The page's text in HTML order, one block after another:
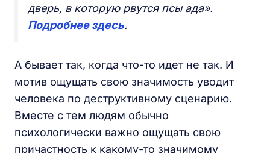
дверь, в которую рвутся псы ада».
Подробнее здесь.
А бывает так, когда что-то идет не так. И
мотив ощущать свою значимость уводит
человека по деструктивному сценарию.
Вместе с тем людям обычно
психологически важно ощущать свою
причастность к какому-то значимому